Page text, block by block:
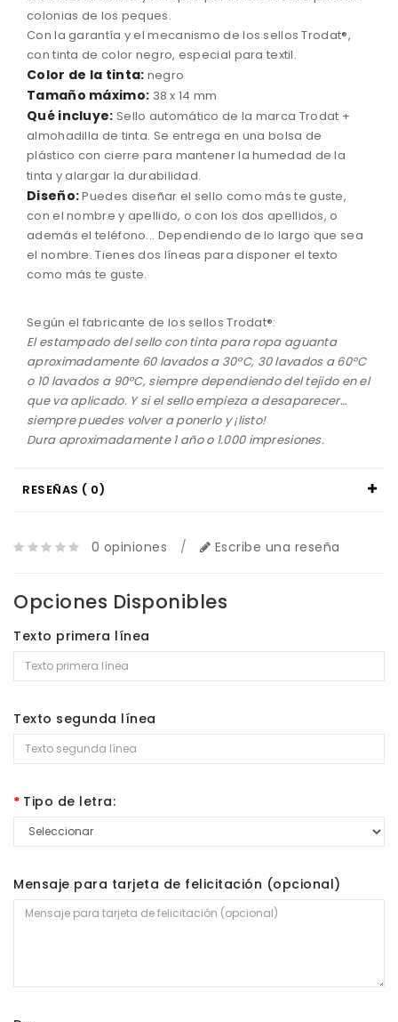
colonias de los peques.
Con la garantía y el mecanismo de los sellos Trodat®,
con tinta de color negro, especial para textil.
Color de la tinta: negro
Tamaño máximo: 38 x 14 mm
Qué incluye: Sello automático de la marca Trodat +
almohadilla de tinta. Se entrega en una bolsa de
plástico con cierre para mantener la humedad de la
tinta y alargar la durabilidad.
Diseño:Puedes diseñar el sello como más te guste,
con el nombre y apellido, o con los dos apellidos, o
además el teléfono... Dependiendo de lo largo que sea
el nombre. Tienes dos líneas para disponer el texto
como más te guste.
Según el fabricante de los sellos Trodat®:
El estampado del sello con tinta para ropa aguanta
aproximadamente 60 lavados a 30ºC, 30 lavados a 60ºC
o 10 lavados a 90ºC, siempre dependiendo del tejido en el
que va aplicado. Y si el sello empieza a desaparecer…
siempre puedes volver a ponerlo y ¡listo!
Dura aproximadamente 1 año o 1.000 impresiones.
RESEÑAS ( 0)
0 opiniones / Escribe una reseña
Opciones Disponibles
Texto primera línea
Texto segunda línea
Tipo de letra:
Mensaje para tarjeta de felicitación (opcional)